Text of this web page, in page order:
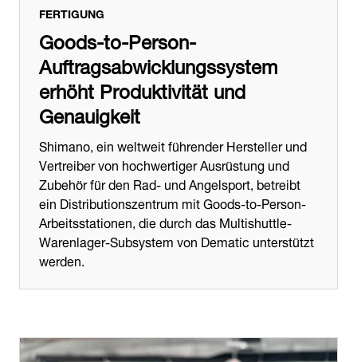
FERTIGUNG
Goods-to-Person-
Auftragsabwicklungssystem
erhöht Produktivität und
Genauigkeit
Shimano, ein weltweit führender Hersteller und
Vertreiber von hochwertiger Ausrüstung und
Zubehör für den Rad- und Angelsport, betreibt
ein Distributionszentrum mit Goods-to-Person-
Arbeitsstationen, die durch das Multishuttle-
Warenlager-Subsystem von Dematic unterstützt
werden.